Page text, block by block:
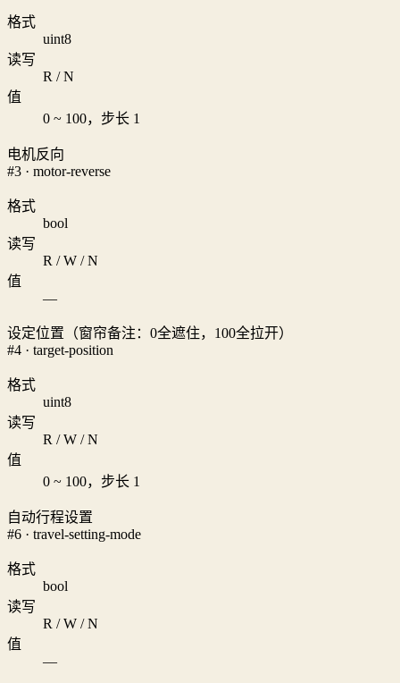
格式
uint8
读写
R / N
值
0 ~ 100，步长 1
电机反向
#3 · motor-reverse
格式
bool
读写
R / W / N
值
—
设定位置（窗帘备注：0全遮住，100全拉开）
#4 · target-position
格式
uint8
读写
R / W / N
值
0 ~ 100，步长 1
自动行程设置
#6 · travel-setting-mode
格式
bool
读写
R / W / N
值
—